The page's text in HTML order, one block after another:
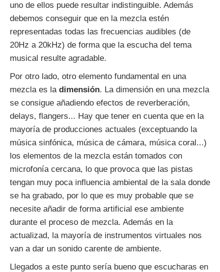
uno de ellos puede resultar indistinguible. Además
debemos conseguir que en la mezcla estén
representadas todas las frecuencias audibles (de
20Hz a 20kHz) de forma que la escucha del tema
musical resulte agradable.
Por otro lado, otro elemento fundamental en una
mezcla es la dimensión. La dimensión en una mezcla
se consigue añadiendo efectos de reverberación,
delays, flangers... Hay que tener en cuenta que en la
mayoría de producciones actuales (exceptuando la
música sinfónica, música de cámara, música coral...)
los elementos de la mezcla están tomados con
microfonía cercana, lo que provoca que las pistas
tengan muy poca influencia ambiental de la sala donde
se ha grabado, por lo que es muy probable que se
necesite añadir de forma artificial ese ambiente
durante el proceso de mezcla. Además en la
actualizad, la mayoría de instrumentos virtuales nos
van a dar un sonido carente de ambiente.
Llegados a este punto sería bueno que escucharas en